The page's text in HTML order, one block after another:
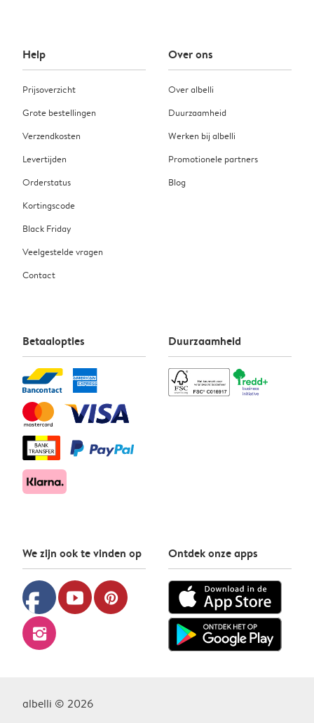
Help
Prijsoverzicht
Grote bestellingen
Verzendkosten
Levertijden
Orderstatus
Kortingscode
Black Friday
Veelgestelde vragen
Contact
Over ons
Over albelli
Duurzaamheid
Werken bij albelli
Promotionele partners
Blog
Betaalopties Duurzaamheid
We zijn ook te vinden op
facebook youtube pinterest
instagram
Ontdek onze apps
albelli © 2026